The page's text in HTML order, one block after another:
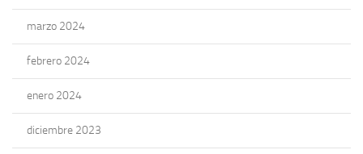
marzo 2024
febrero 2024
enero 2024
diciembre 2023